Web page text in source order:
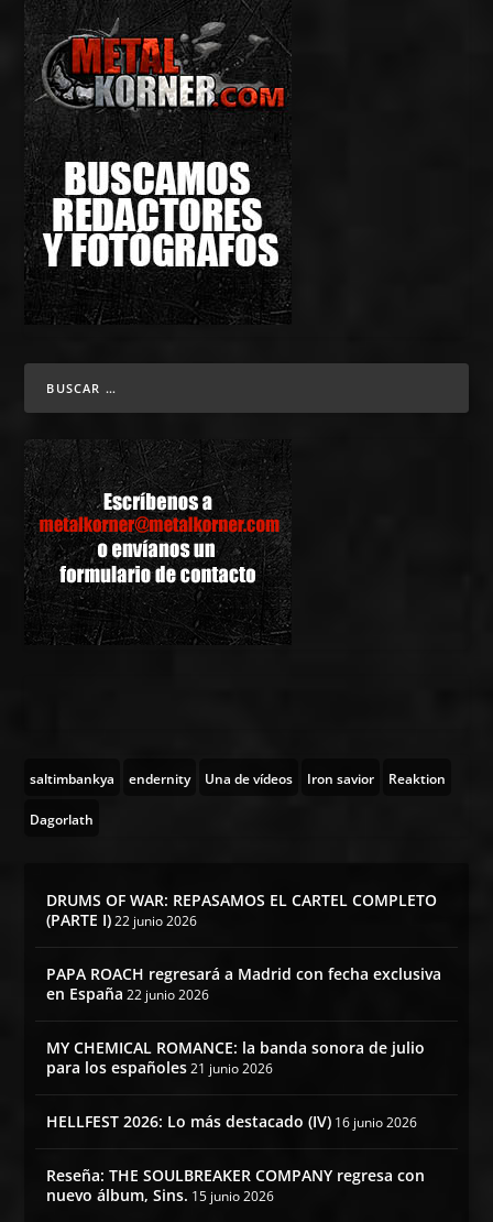
saltimbankya endernity Una de vídeos Iron savior Reaktion
Dagorlath
DRUMS OF WAR: REPASAMOS EL CARTEL COMPLETO
(PARTE I) 22 junio 2026
PAPA ROACH regresará a Madrid con fecha exclusiva
en España 22 junio 2026
MY CHEMICAL ROMANCE: la banda sonora de julio
para los españoles 21 junio 2026
HELLFEST 2026: Lo más destacado (IV) 16 junio 2026
Reseña: THE SOULBREAKER COMPANY regresa con
nuevo álbum, Sins. 15 junio 2026